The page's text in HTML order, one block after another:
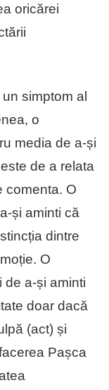
oricărei
simptom al
o
media de a-și
de a relata
comenta. O
și aminti că
dintre
O
de a-și aminti
doar dacă
(act) și
Pașca